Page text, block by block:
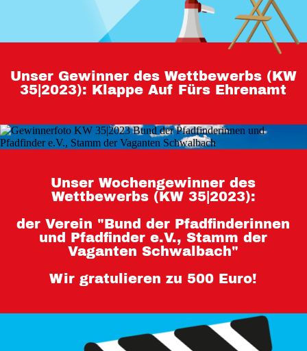
Teilnahmebedingungen
KlappeAuf
Teilnahmebedingungen 80 Jahre
Hessen
Datenschutz
Unser Gewinner des Wettbewerbs (KW
35|2023): Klappe Auf Fürs Ehrenamt
Unser Wochengewinner des
Wettbewerbs (KW 35|2023):
der Verein "Bund der Pfadfinderinnen
und Pfadfinder e.V., Stamm der
Vaganten Schwalbach"
Wir gratulieren zu 500 Euro!